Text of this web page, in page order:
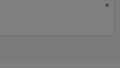
add